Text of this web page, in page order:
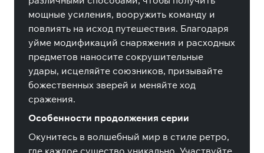
мощные усиления, вооружить команду и
повлиять на исход путешествия. Благодаря
уйме модификаций снаряжения и расходных
предметов наносите сокрушительные
удары, исцеляйте союзников, призывайте
божественных зверей и меняйте ход
сражения.
Особенности продолжения серии
Окунитесь в волшебный мир в стиле ретро,
где каждое существо уникально. Участвуйте